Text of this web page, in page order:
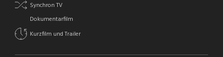
Synchron TV
Dokumentarfilm
Kurzfilm und Trailer